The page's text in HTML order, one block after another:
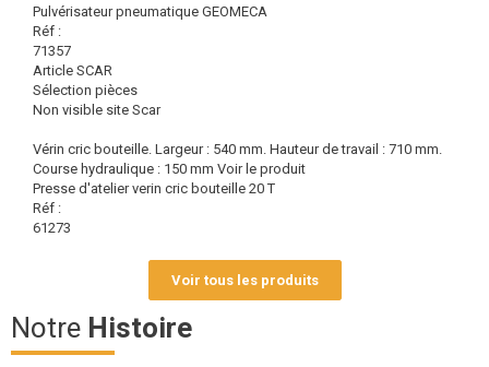
Pulvérisateur pneumatique GEOMECA
Réf :
71357
Article SCAR
Sélection pièces
Non visible site Scar
Vérin cric bouteille. Largeur : 540 mm. Hauteur de travail : 710 mm.
Course hydraulique : 150 mm Voir le produit
Presse d'atelier verin cric bouteille 20 T
Réf :
61273
Voir tous les produits
Notre Histoire